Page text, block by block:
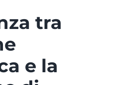
tra
e la